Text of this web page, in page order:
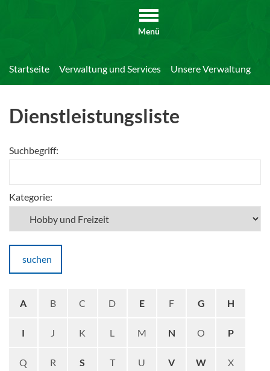
Menü
Startseite Verwaltung und Services Unsere Verwaltung
Dienstleistungsliste
Suchbegriff:
Kategorie:
suchen
A B C D E F G H
I J K L M N O P
Q R S T U V W X